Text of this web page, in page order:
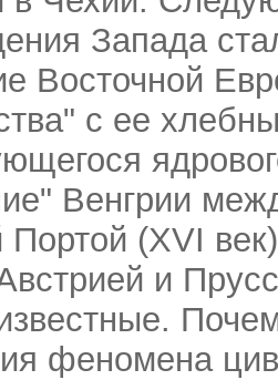
Запада
Восточной
с ее
Венгрии
Портой (XVI
и
феномена